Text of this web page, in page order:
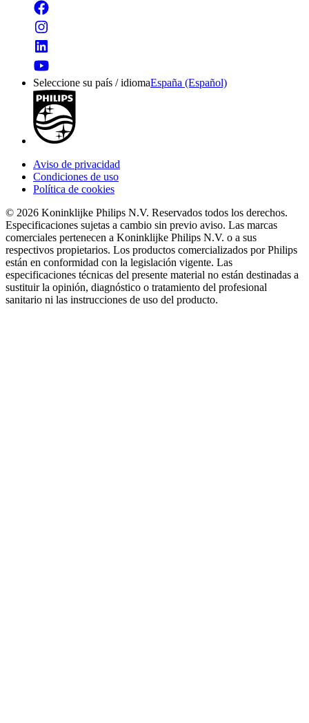
Seleccione su país / idiomaEspaña (Español)
Aviso de privacidad
Condiciones de uso
Política de cookies
© 2026 Koninklijke Philips N.V. Reservados todos los derechos.
Especificaciones sujetas a cambio sin previo aviso. Las marcas
comerciales pertenecen a Koninklijke Philips N.V. o a sus
respectivos propietarios. Los productos comercializados por Philips
están en conformidad con la legislación vigente. Las
especificaciones técnicas del presente material no están destinadas a
sustituir la opinión, diagnóstico o tratamiento del profesional
sanitario ni las instrucciones de uso del producto.